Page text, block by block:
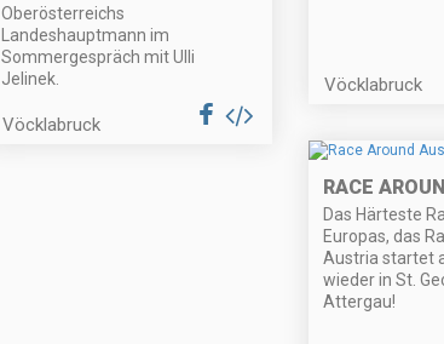
Oberösterreichs
Landeshauptmann im
Sommergespräch mit Ulli
Jelinek.
Vöcklabruck
Vöcklabruck
RACE
Das Härteste
Europas, das
Austria startet
wieder in St.
Attergau!